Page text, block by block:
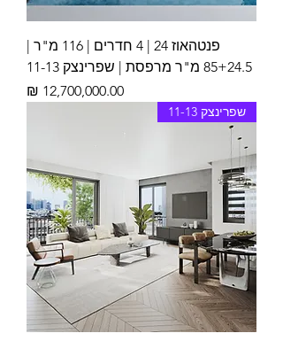
פנטהאוז 24 | 4 חדרים | 116 מ"ר |
85+24.5 מ"ר מרפסת | שפרינצק 11-13
מחיר
שפרינצק 11-13